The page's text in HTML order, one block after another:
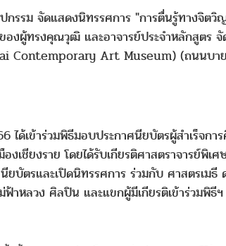
รม จัดแสดงนิทรรศการ "การตื่นรู้ทางจิต
งผู้ทรงคุณวุฒิ และอาจารย์ประจำหลักสูตร
Contemporary Art Museum) (ถนนบา
เข้าร่วมพิธีมอบประกาศนียบัตรผู้สำเร็จกา
ยงราย โดยได้รับเกียรติศาสตราจารย์พิเ
บัตรและเปิดนิทรรศการ ร่วมกับ ศาสตรเ
าหลวง ศิลปิน และแขกผู้มีเกียรติเข้าร่วมพิธีฯ